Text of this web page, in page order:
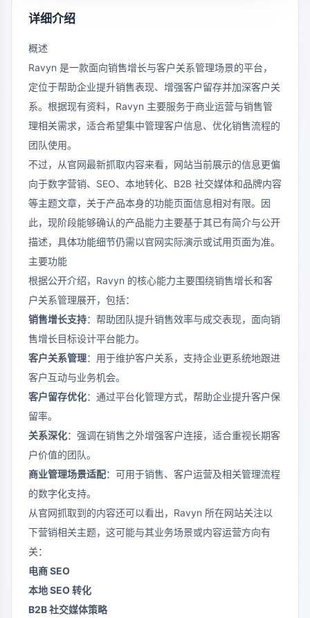
详细介绍
概述
Ravyn 是一款面向销售增长与客户关系管理场景的平台，
定位于帮助企业提升销售表现、增强客户留存并加深客户关
系。根据现有资料，Ravyn 主要服务于商业运营与销售管
理相关需求，适合希望集中管理客户信息、优化销售流程的
团队使用。
不过，从官网最新抓取内容来看，网站当前展示的信息更偏
向于数字营销、SEO、本地转化、B2B 社交媒体和品牌内容
等主题文章，关于产品本身的功能页面信息相对有限。因
此，现阶段能够确认的产品能力主要基于其已有简介与公开
描述，具体功能细节仍需以官网实际演示或试用页面为准。
主要功能
根据公开介绍，Ravyn 的核心能力主要围绕销售增长和客
户关系管理展开，包括：
销售增长支持：帮助团队提升销售效率与成交表现，面向销
售增长目标设计平台能力。
客户关系管理：用于维护客户关系，支持企业更系统地跟进
客户互动与业务机会。
客户留存优化：通过平台化管理方式，帮助企业提升客户保
留率。
关系深化：强调在销售之外增强客户连接，适合重视长期客
户价值的团队。
商业管理场景适配：可用于销售、客户运营及相关管理流程
的数字化支持。
从官网抓取到的内容还可以看出，Ravyn 所在网站关注以
下营销相关主题，这可能与其业务场景或内容运营方向有
关：
电商 SEO
本地 SEO 转化
B2B 社交媒体策略